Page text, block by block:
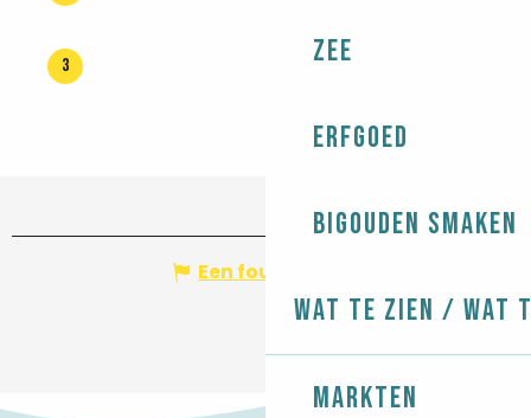
Zee
Erfgoed
Bigouden smaken
Wat te zien / Wat
Markten
3
Een fout melden